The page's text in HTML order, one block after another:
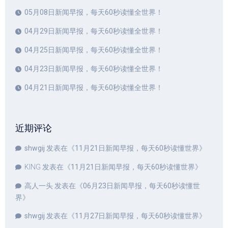
05月08日新闻早报，每天60秒读懂全世界！
04月29日新闻早报，每天60秒读懂全世界！
04月25日新闻早报，每天60秒读懂全世界！
04月23日新闻早报，每天60秒读懂全世界！
04月21日新闻早报，每天60秒读懂全世界！
近期评论
shwgij 发表在《11月21日新闻早报，每天60秒读懂世界》
KING 发表在《11月21日新闻早报，每天60秒读懂世界》
高人一头发表在《06月23日新闻早报，每天60秒读懂世
界》
shwgij 发表在《11月27日新闻早报，每天60秒读懂世界》